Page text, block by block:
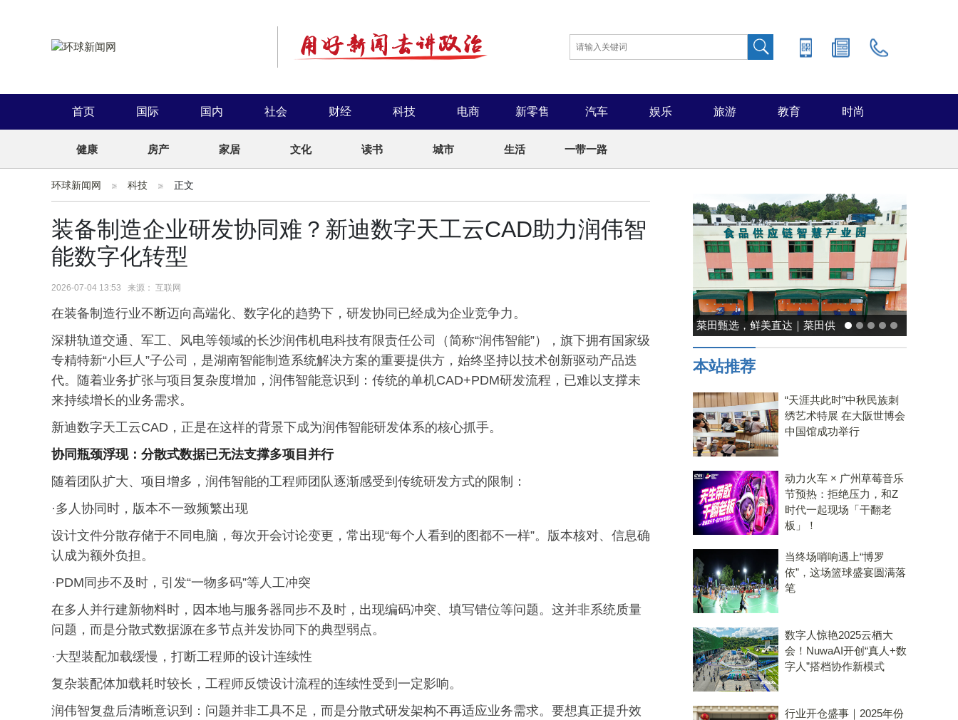
首页 国际 国内 社会 财经 科技 电商 新零售 汽车 娱乐 旅游 教育 时尚
健康 房产 家居 文化 读书 城市 生活 一带一路
环球新闻网 科技 正文
装备制造企业研发协同难？新迪数字天工云CAD助力润伟智
能数字化转型
2026-07-04 13:53 来源： 互联网
在装备制造行业不断迈向高端化、数字化的趋势下，研发协同已经成为企业竞争力。
深耕轨道交通、军工、风电等领域的长沙润伟机电科技有限责任公司（简称“润伟智能”），旗下拥有国家级
专精特新“小巨人”子公司，是湖南智能制造系统解决方案的重要提供方，始终坚持以技术创新驱动产品迭
代。随着业务扩张与项目复杂度增加，润伟智能意识到：传统的单机CAD+PDM研发流程，已难以支撑未
来持续增长的业务需求。
新迪数字天工云CAD，正是在这样的背景下成为润伟智能研发体系的核心抓手。
协同瓶颈浮现：分散式数据已无法支撑多项目并行
随着团队扩大、项目增多，润伟智能的工程师团队逐渐感受到传统研发方式的限制：
·多人协同时，版本不一致频繁出现
设计文件分散存储于不同电脑，每次开会讨论变更，常出现“每个人看到的图都不一样”。版本核对、信息确
认成为额外负担。
·PDM同步不及时，引发“一物多码”等人工冲突
在多人并行建新物料时，因本地与服务器同步不及时，出现编码冲突、填写错位等问题。这并非系统质量
问题，而是分散式数据源在多节点并发协同下的典型弱点。
·大型装配加载缓慢，打断工程师的设计连续性
复杂装配体加载耗时较长，工程师反馈设计流程的连续性受到一定影响。
润伟智复盘后清晰意识到：问题并非工具不足，而是分散式研发架构不再适应业务需求。要想真正提升效
菜田甄选，鲜美直达｜菜田供
应链，重塑净菜新鲜标准
能率日式厨房美学：既
温馨，也要未来可
本站推荐
“天涯共此时”中秋民族刺
绣艺术特展 在大阪世博会
中国馆成功举行
动力火车 × 广州草莓音乐
节预热：拒绝压力，和Z
时代一起现场「干翻老
板」！
当终场哨响遇上“博罗
依”，这场篮球盛宴圆满落
笔
数字人惊艳2025云栖大
会！NuwaAI开创“真人+数
字人”搭档协作新模式
行业开仓盛事｜2025年份